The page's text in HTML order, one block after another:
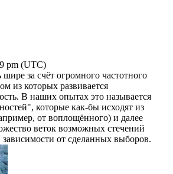
pm (UTC)
за счёт огромного частотного
из которых развивается
В наших опытах это называется
которые как-бы исходят из
от воплощённого) и далее
веток возможных стечений
зависимости от сделанных выборов.